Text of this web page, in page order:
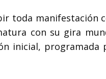
toda manifestación
con su gira
inicial,